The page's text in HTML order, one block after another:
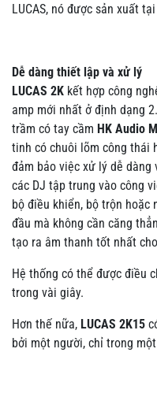
LUCAS, nó được sản xuất tại
Dễ dàng thiết lập và xử lý
LUCAS 2K kết hợp công
amp mới nhất ở định dạng
trầm có tay cầm HK Audio
tinh có chuôi lõm công thái
đảm bảo việc xử lý dễ dàng
các DJ tập trung vào công
bộ điều khiển, bộ trộn hoặc
đầu mà không cần căng
tạo ra âm thanh tốt nhất
Hệ thống có thể được điều
trong vài giây.
Hơn thế nữa, LUCAS 2K15
bởi một người, chỉ trong